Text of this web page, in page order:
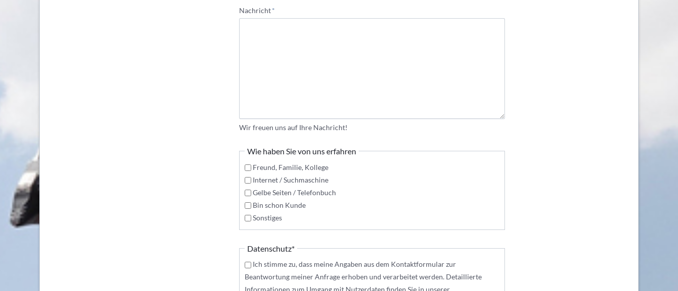
Pflichtfeld
Nachricht*
Wir freuen uns auf Ihre Nachricht!
Wie haben Sie von uns erfahren
Freund, Familie, Kollege
Internet / Suchmaschine
Gelbe Seiten / Telefonbuch
Bin schon Kunde
Sonstiges
Pflichtfeld
Datenschutz*
Ich stimme zu, dass meine Angaben aus dem Kontaktformular zur
Beantwortung meiner Anfrage erhoben und verarbeitet werden. Detaillierte